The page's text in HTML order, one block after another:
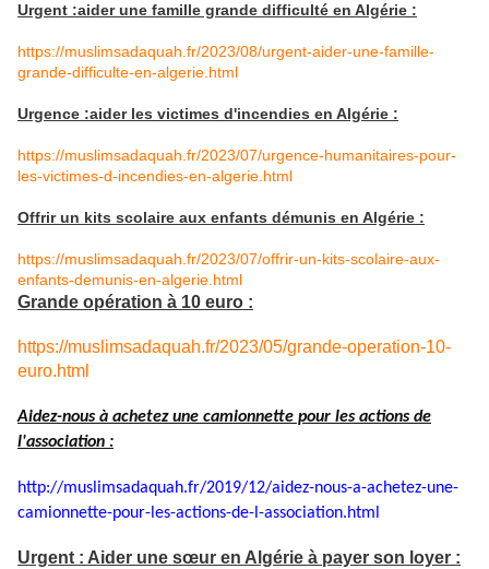
Urgent :aider une famille grande difficulté en Algérie :
https://muslimsadaquah.fr/2023/08/urgent-aider-une-famille-
grande-difficulte-en-algerie.html
Urgence :aider les victimes d'incendies en Algérie :
https://muslimsadaquah.fr/2023/07/urgence-humanitaires-pour-
les-victimes-d-incendies-en-algerie.html
Offrir un kits scolaire aux enfants démunis en Algérie :
https://muslimsadaquah.fr/2023/07/offrir-un-kits-scolaire-aux-
enfants-demunis-en-algerie.html
Grande opération à 10 euro :
https://muslimsadaquah.fr/2023/05/grande-operation-10-
euro.html
Aidez-nous à achetez une camionnette pour les actions de
l'association :
http://muslimsadaquah.fr/2019/12/aidez-nous-a-achetez-une-
camionnette-pour-les-actions-de-l-association.html
Urgent : Aider une sœur en Algérie à payer son loyer :